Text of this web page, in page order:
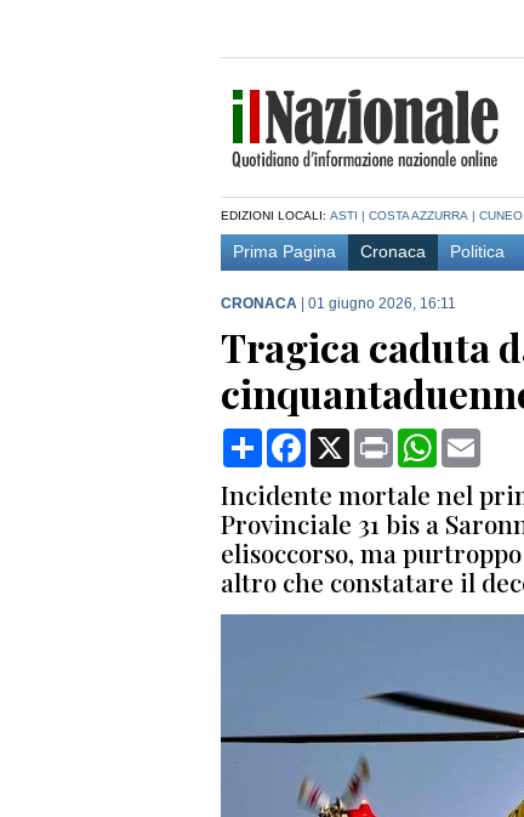
EDIZIONI LOCALI: ASTI | COSTA AZZURRA | CUNEO
Prima Pagina Cronaca Politica
CRONACA 01 giugno 2026, 16:11
Tragica caduta
CondividiFacebook
X Print WhatsApp
Incidente mortale nel
Provinciale 31 bis a
elisoccorso, ma
altro che constatare il